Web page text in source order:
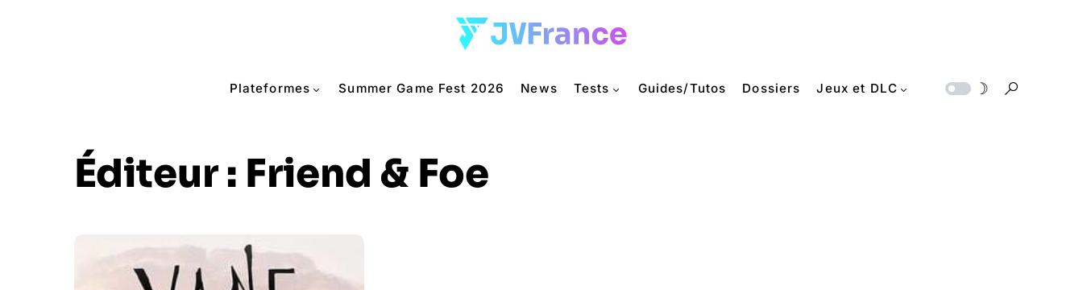
Plateformes Summer Game Fest 2026 News Tests Guides/Tutos Dossiers Jeux et DLC
Éditeur : Friend & Foe